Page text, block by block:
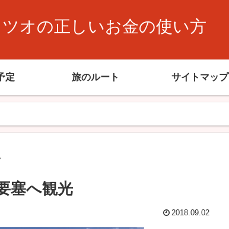
ツオの正しいお金の使い方
定 旅のルート サイトマップ
塞へ観光
2018.09.02